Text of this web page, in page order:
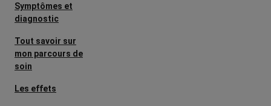
Symptômes et
diagnostic
Tout savoir sur
mon parcours de
soin
Les effets